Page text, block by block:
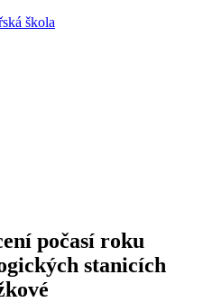
škola
počasí roku
stanicích